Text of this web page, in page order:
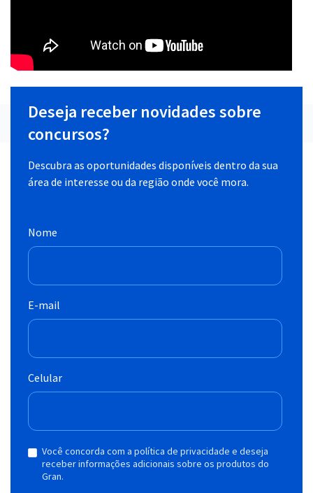
Deseja receber novidades sobre
concursos?
Descubra as oportunidades disponíveis dentro da sua
área de interesse ou da região onde você mora.
Nome
E-mail
Celular
Você concorda com a política de privacidade e deseja
receber informações adicionais sobre os produtos do
Gran.